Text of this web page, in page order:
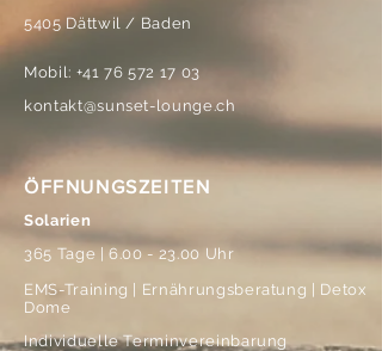
5405 Dättwil / Baden
Mobil: +41 76 572 17 03
kontakt@sunset-lounge.ch
ÖFFNUNGSZEITEN
Solarien
365 Tage |6.00 - 23.00 Uhr
EMS-Training | Ernährungsberatung | Detox
Dome
Individuelle Terminvereinbarung